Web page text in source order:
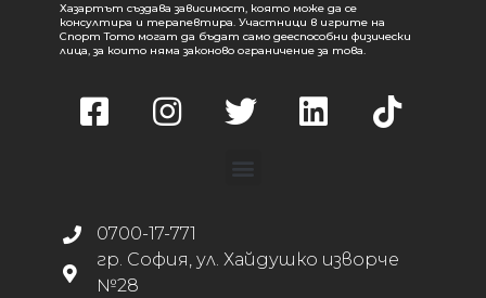
Хазартът създава зависимост, която може да се
консултира и терапевтира. Участници в игрите на
Спорт Тото могат да бъдат само дееспособни физически
лица, за които няма законово ограничение за това.
0700-17-771
гр. София, ул. Хайдушко изворче
№28